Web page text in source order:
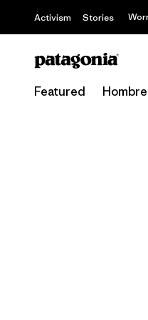
Activism Stories
Featured Hombre